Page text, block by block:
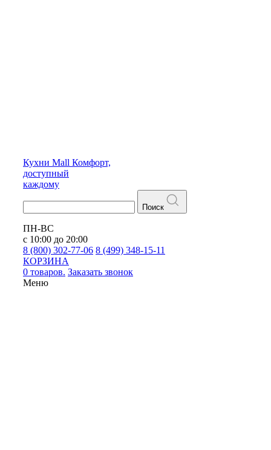
Кухни Mall Комфорт,
доступный
каждому
Поиск
ПН-ВС
с 10:00 до 20:00
8 (800) 302-77-06 8 (499) 348-15-11
КОРЗИНА
0 товаров. Заказать звонок
Меню